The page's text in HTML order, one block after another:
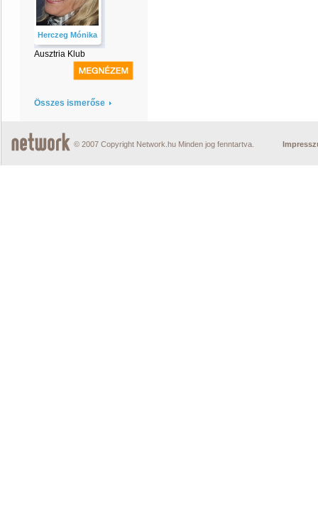
Herczeg Mónika
Ausztria Klub
Összes ismerőse
© 2007 Copyright Network.hu Minden jog fenntartva.